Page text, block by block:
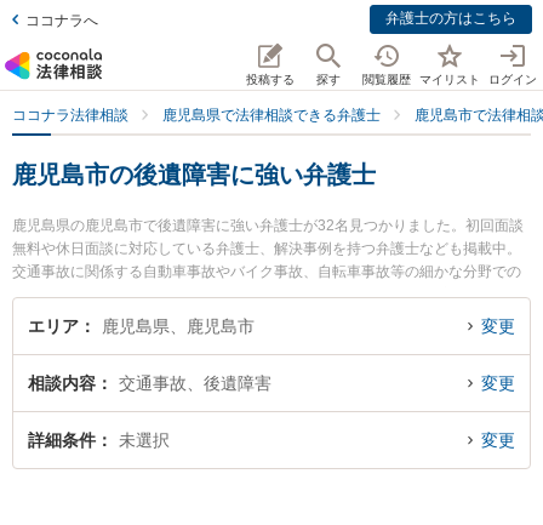
ココナラへ 弁護士の方はこちら
投稿する 探す 閲覧履歴 マイリスト ログイン
ココナラ法律相談 鹿児島県で法律相談できる弁護士 鹿児島市で法律相
鹿児島市の後遺障害に強い弁護士
鹿児島県の鹿児島市で後遺障害に強い弁護士が32名見つかりました。初回面談
無料や休日面談に対応している弁護士、解決事例を持つ弁護士なども掲載中。
交通事故に関係する自動車事故やバイク事故、自転車事故等の細かな分野での
絞り込み検索もでき便利です。特に弁護士法人平松剛法律事務所 鹿児島事務所
の田代 幸嗣弁護士や弁護士法人萩原 鹿児島シティ法律事務所の西 弘喜弁護
生した後遺障害のトラブルを今すぐに弁護士に相談したい』『後遺障害のトラ
ブル解決の実績豊富な近くの弁護士を検索したい』『初回相談無料で後遺障害
を法律相談できる鹿児島市内の弁護士に相談予約したい』などでお困りの相談
エリア 鹿児島県、鹿児島市 変更
相談内容 交通事故、後遺障害 変更
詳細条件 未選択 変更